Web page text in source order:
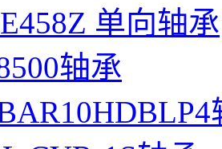
单向轴承
轴承